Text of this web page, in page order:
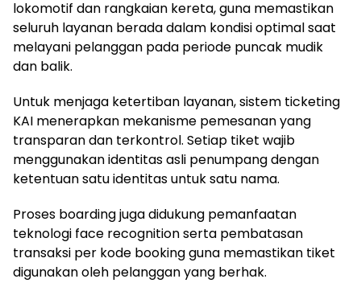
lokomotif dan rangkaian kereta, guna memastikan
seluruh layanan berada dalam kondisi optimal saat
melayani pelanggan pada periode puncak mudik
dan balik.
Untuk menjaga ketertiban layanan, sistem ticketing
KAI menerapkan mekanisme pemesanan yang
transparan dan terkontrol. Setiap tiket wajib
menggunakan identitas asli penumpang dengan
ketentuan satu identitas untuk satu nama.
Proses boarding juga didukung pemanfaatan
teknologi face recognition serta pembatasan
transaksi per kode booking guna memastikan tiket
digunakan oleh pelanggan yang berhak.